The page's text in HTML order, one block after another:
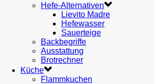
Hefe-Alternativen
Lievito Madre
Hefewasser
Sauerteige
Backbegriffe
Ausstattung
Brotrechner
Küche
Flammkuchen